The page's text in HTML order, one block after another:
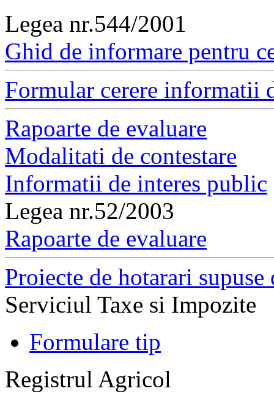
Legea nr.544/2001
Ghid de informare pentru
Formular cerere informatii
Rapoarte de evaluare
Modalitati de contestare
Informatii de interes public
Legea nr.52/2003
Rapoarte de evaluare
Proiecte de hotarari
Serviciul Taxe si Impozite
Formulare tip
Registrul Agricol